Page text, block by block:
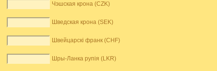
Чэшская крона (CZK)
Шведская крона (SEK)
Швейцарскі франк (CHF)
Шры-Ланка рупія (LKR)